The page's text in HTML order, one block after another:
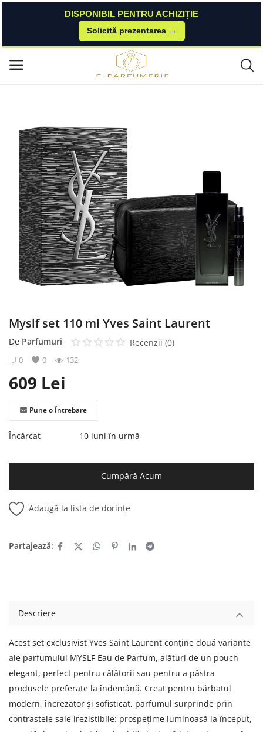
DISPONIBIL PENTRU ACHIZIȚIE
Solicită prezentarea →
Meniu principal
Acasă
Listă de dorințe
Contact
Blog
Autentificare
Înregistrare
Myslf set 110 ml Yves Saint Laurent
Myslf set 110 ml Yves Saint Laurent
De Parfumuri Recenzii (0)
0 0 132
609 Lei
Pune o Întrebare
Încărcat 10 luni în urmă
Cumpără Acum
Adaugă la lista de dorințe
Partajează:
Descriere
Acest set exclusivist Yves Saint Laurent conține două variante
ale parfumului MYSLF Eau de Parfum, alături de un pouch
elegant, perfect pentru călătorii sau pentru a păstra
produsele preferate la îndemână. Creat pentru bărbatul
modern, încrezător și sofisticat, parfumul surprinde prin
contrastele sale irezistibile: prospețime luminoasă la început,